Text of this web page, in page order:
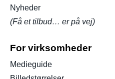
Nyheder
(Få et tilbud… er på vej)
For virksomheder
Medieguide